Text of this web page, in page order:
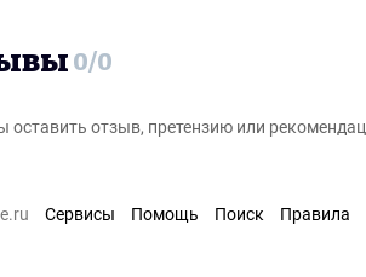
0/0
оставить отзыв, претензию или
Сервисы Помощь Поиск Правила